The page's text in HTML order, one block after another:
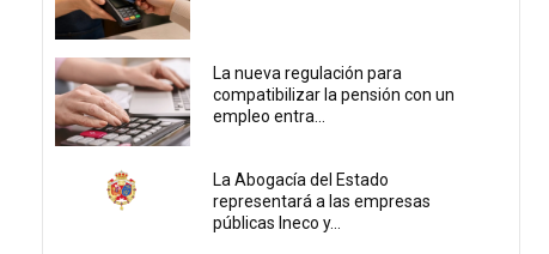
La nueva regulación para
compatibilizar la pensión con un
empleo entra...
La Abogacía del Estado
representará a las empresas
públicas Ineco y...